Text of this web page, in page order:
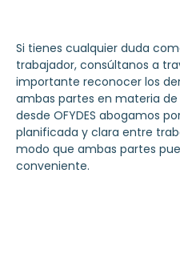
Si tienes cualquier duda
trabajador, consúltanos a
importante reconocer los
ambas partes en materia
desde OFYDES abogamos
planificada y clara entre
modo que ambas partes
conveniente.